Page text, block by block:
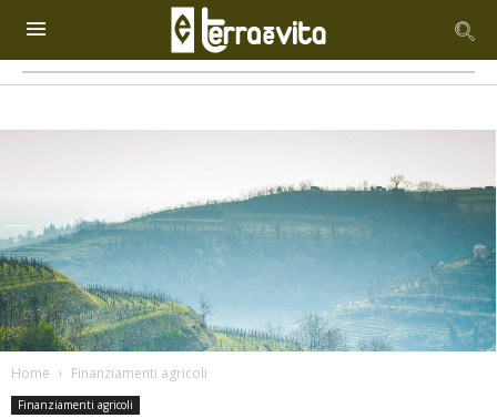
Home Finanziamenti agricoli
Finanziamenti agricoli